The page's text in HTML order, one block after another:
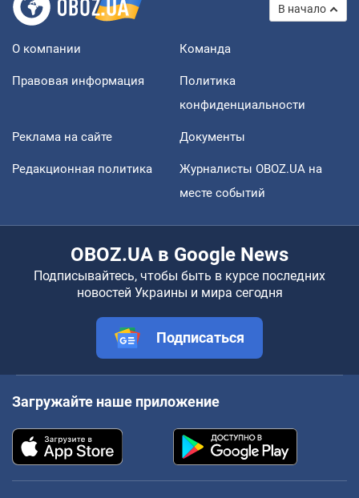
В начало
О компании Команда
Правовая информация
Политика
конфиденциальности
Реклама на сайте Документы
Редакционная политика
Журналисты OBOZ.UA на
месте событий
OBOZ.UA в Google News
Подписывайтесь, чтобы быть в курсе последних
новостей Украины и мира сегодня
Подписаться
Загружайте наше приложение